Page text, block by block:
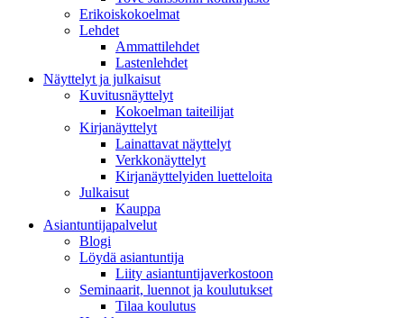
Erikoiskokoelmat
Lehdet
Ammattilehdet
Lastenlehdet
Näyttelyt ja julkaisut
Kuvitusnäyttelyt
Kokoelman taiteilijat
Kirjanäyttelyt
Lainattavat näyttelyt
Verkkonäyttelyt
Kirjanäyttelyiden luetteloita
Julkaisut
Kauppa
Asiantuntija­palvelut
Blogi
Löydä asiantuntija
Liity asiantuntijaverkostoon
Seminaarit, luennot ja koulutukset
Tilaa koulutus